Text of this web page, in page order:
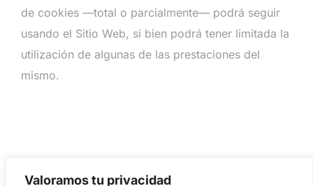
Valoramos tu privacidad
de cookies —total o parcialmente— podrá seguir
usando el Sitio Web, si bien podrá tener limitada la
utilización de algunas de las prestaciones del
mismo.